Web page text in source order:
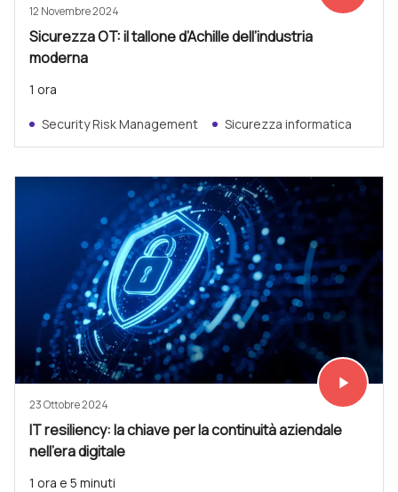
12 Novembre 2024
Sicurezza OT: il tallone d’Achille dell’industria
moderna
1 ora
Security Risk Management Sicurezza informatica
Vedi subito
play_arrow
23 Ottobre 2024
IT resiliency: la chiave per la continuità aziendale
nell’era digitale
1 ora e 5 minuti